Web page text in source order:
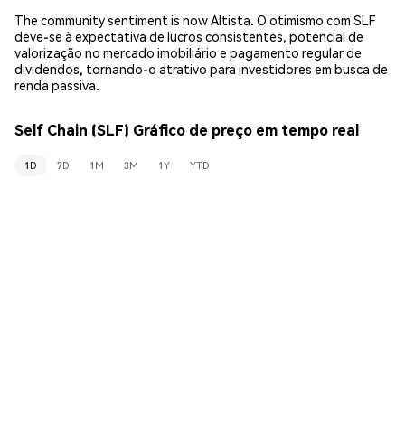
The community sentiment is now Altista. O otimismo com SLF
deve-se à expectativa de lucros consistentes, potencial de
valorização no mercado imobiliário e pagamento regular de
dividendos, tornando-o atrativo para investidores em busca de
renda passiva.
Self Chain (SLF) Gráfico de preço em tempo real
1D 7D 1M 3M 1Y YTD